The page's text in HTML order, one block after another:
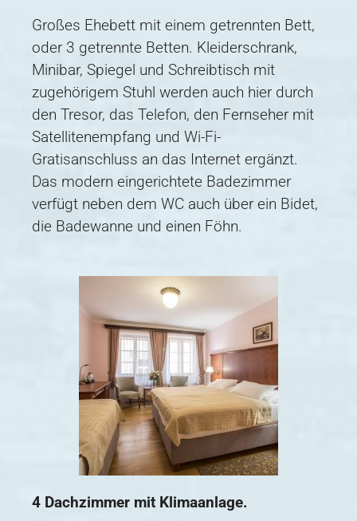
Großes Ehebett mit einem getrennten Bett,
oder 3 getrennte Betten. Kleiderschrank,
Minibar, Spiegel und Schreibtisch mit
zugehörigem Stuhl werden auch hier durch
den Tresor, das Telefon, den Fernseher mit
Satellitenempfang und Wi-Fi-
Gratisanschluss an das Internet ergänzt.
Das modern eingerichtete Badezimmer
verfügt neben dem WC auch über ein Bidet,
die Badewanne und einen Föhn.
4 Dachzimmer mit Klimaanlage.